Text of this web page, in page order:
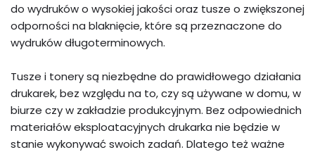
do wydruków o wysokiej jakości oraz tusze o zwiększonej
odporności na blaknięcie, które są przeznaczone do
wydruków długoterminowych.
Tusze i tonery są niezbędne do prawidłowego działania
drukarek, bez względu na to, czy są używane w domu, w
biurze czy w zakładzie produkcyjnym. Bez odpowiednich
materiałów eksploatacyjnych drukarka nie będzie w
stanie wykonywać swoich zadań. Dlatego też ważne